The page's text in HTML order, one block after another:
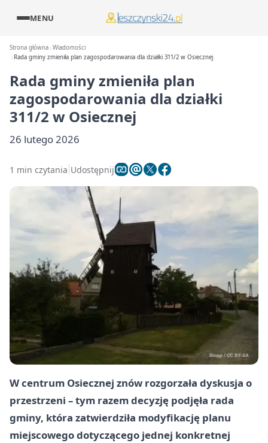
MENU
Strona główna Wiadomości
Rada gminy zmieniła plan zagospodarowania dla działki 311/2 w Osiecznej
Rada gminy zmieniła plan
zagospodarowania dla działki
311/2 w Osiecznej
26 lutego 2026
1 min czytania Udostępnij
W centrum Osiecznej znów rozgorzała dyskusja o
przestrzeni – tym razem decyzję podjęła rada
gminy, która zatwierdziła modyfikację planu
miejscowego dotyczącego jednej konkretnej